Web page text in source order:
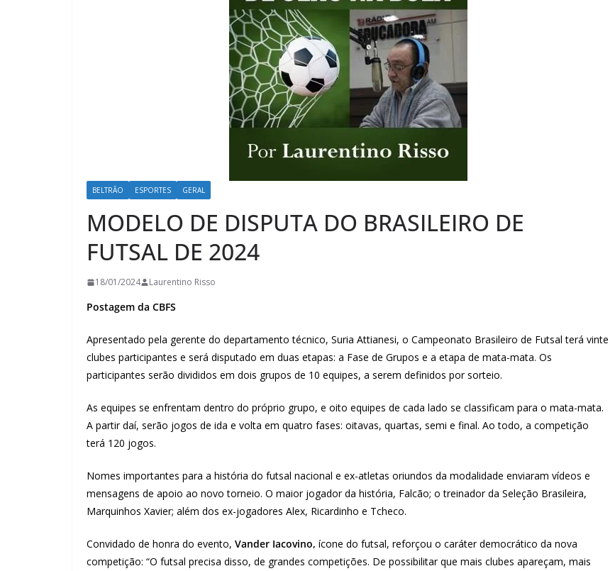
BELTRÃO ESPORTES GERAL
MODELO DE DISPUTA DO BRASILEIRO DE
FUTSAL DE 2024
18/01/2024 Laurentino Risso
Postagem da CBFS
Apresentado pela gerente do departamento técnico, Suria Attianesi, o Campeonato Brasileiro de Futsal terá vinte
clubes participantes e será disputado em duas etapas: a Fase de Grupos e a etapa de mata-mata. Os
participantes serão divididos em dois grupos de 10 equipes, a serem definidos por sorteio.
As equipes se enfrentam dentro do próprio grupo, e oito equipes de cada lado se classificam para o mata-mata.
A partir daí, serão jogos de ida e volta em quatro fases: oitavas, quartas, semi e final. Ao todo, a competição
terá 120 jogos.
Nomes importantes para a história do futsal nacional e ex-atletas oriundos da modalidade enviaram vídeos e
mensagens de apoio ao novo torneio. O maior jogador da história, Falcão; o treinador da Seleção Brasileira,
Marquinhos Xavier; além dos ex-jogadores Alex, Ricardinho e Tcheco.
Convidado de honra do evento, Vander Iacovino, ícone do futsal, reforçou o caráter democrático da nova
competição: “O futsal precisa disso, de grandes competições. De possibilitar que mais clubes apareçam, mais